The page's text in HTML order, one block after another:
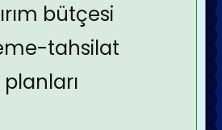
bütçesi
tahsilat
planları